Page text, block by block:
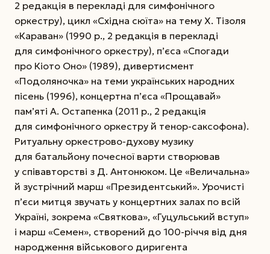
2 редакція в перекладі для симфонічного
оркестру), цикл «Східна сюїта» на тему Х. Тізоля
«Караван» (1990 р., 2 редакція в перекладі
для симфонічного оркестру), п’єса «Спогади
про Кіото Оно» (1989), дивертисмент
«Подоляночка» на теми українських народних
пісень (1996), концертна п’єса «Прощавай»
пам’яті А. Остапенка (2011 р., 2 редакція
для симфонічного оркестру й тенор-саксофона).
Ритуальну оркестрово-духову музику
для батальйону почесної варти створював
у співавторстві з Д. Антонюком. Це «Величальна»
й зустрічний марш «Президентський». Урочисті
п’єси митця звучать у концертних залах по всій
Україні, зокрема «Святкова», «Гуцульський вступ»
і марш «Семен», створений до 100-річчя від дня
народження військового диригента